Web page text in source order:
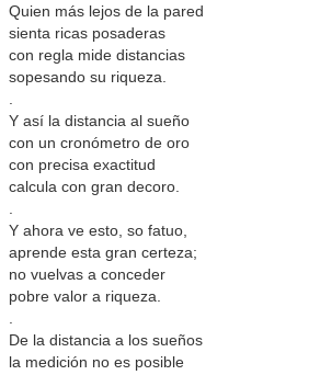
Quien más lejos de la pared
sienta ricas posaderas
con regla mide distancias
sopesando su riqueza.
Y así la distancia al sueño
con un cronómetro de oro
con precisa exactitud
calcula con gran decoro.
Y ahora ve esto, so fatuo,
aprende esta gran certeza;
no vuelvas a conceder
pobre valor a riqueza.
De la distancia a los sueños
la medición no es posible